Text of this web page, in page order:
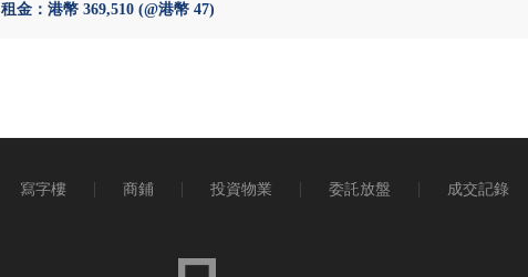
租金：港幣 369,510 (@港幣 47)
寫字樓 商鋪 投資物業 委託放盤 成交記錄